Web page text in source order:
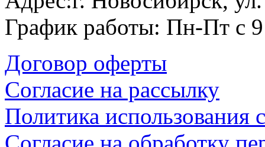
График работы: Пн-Пт с
Договор оферты
Согласие на рассылку
Политика использования